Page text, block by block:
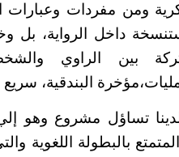
ومن مفردات وعبارات
داخل الرواية،
بين الراوي
البندقية، سريع
تساؤل مشروع وهو
بالبطولة اللغوية